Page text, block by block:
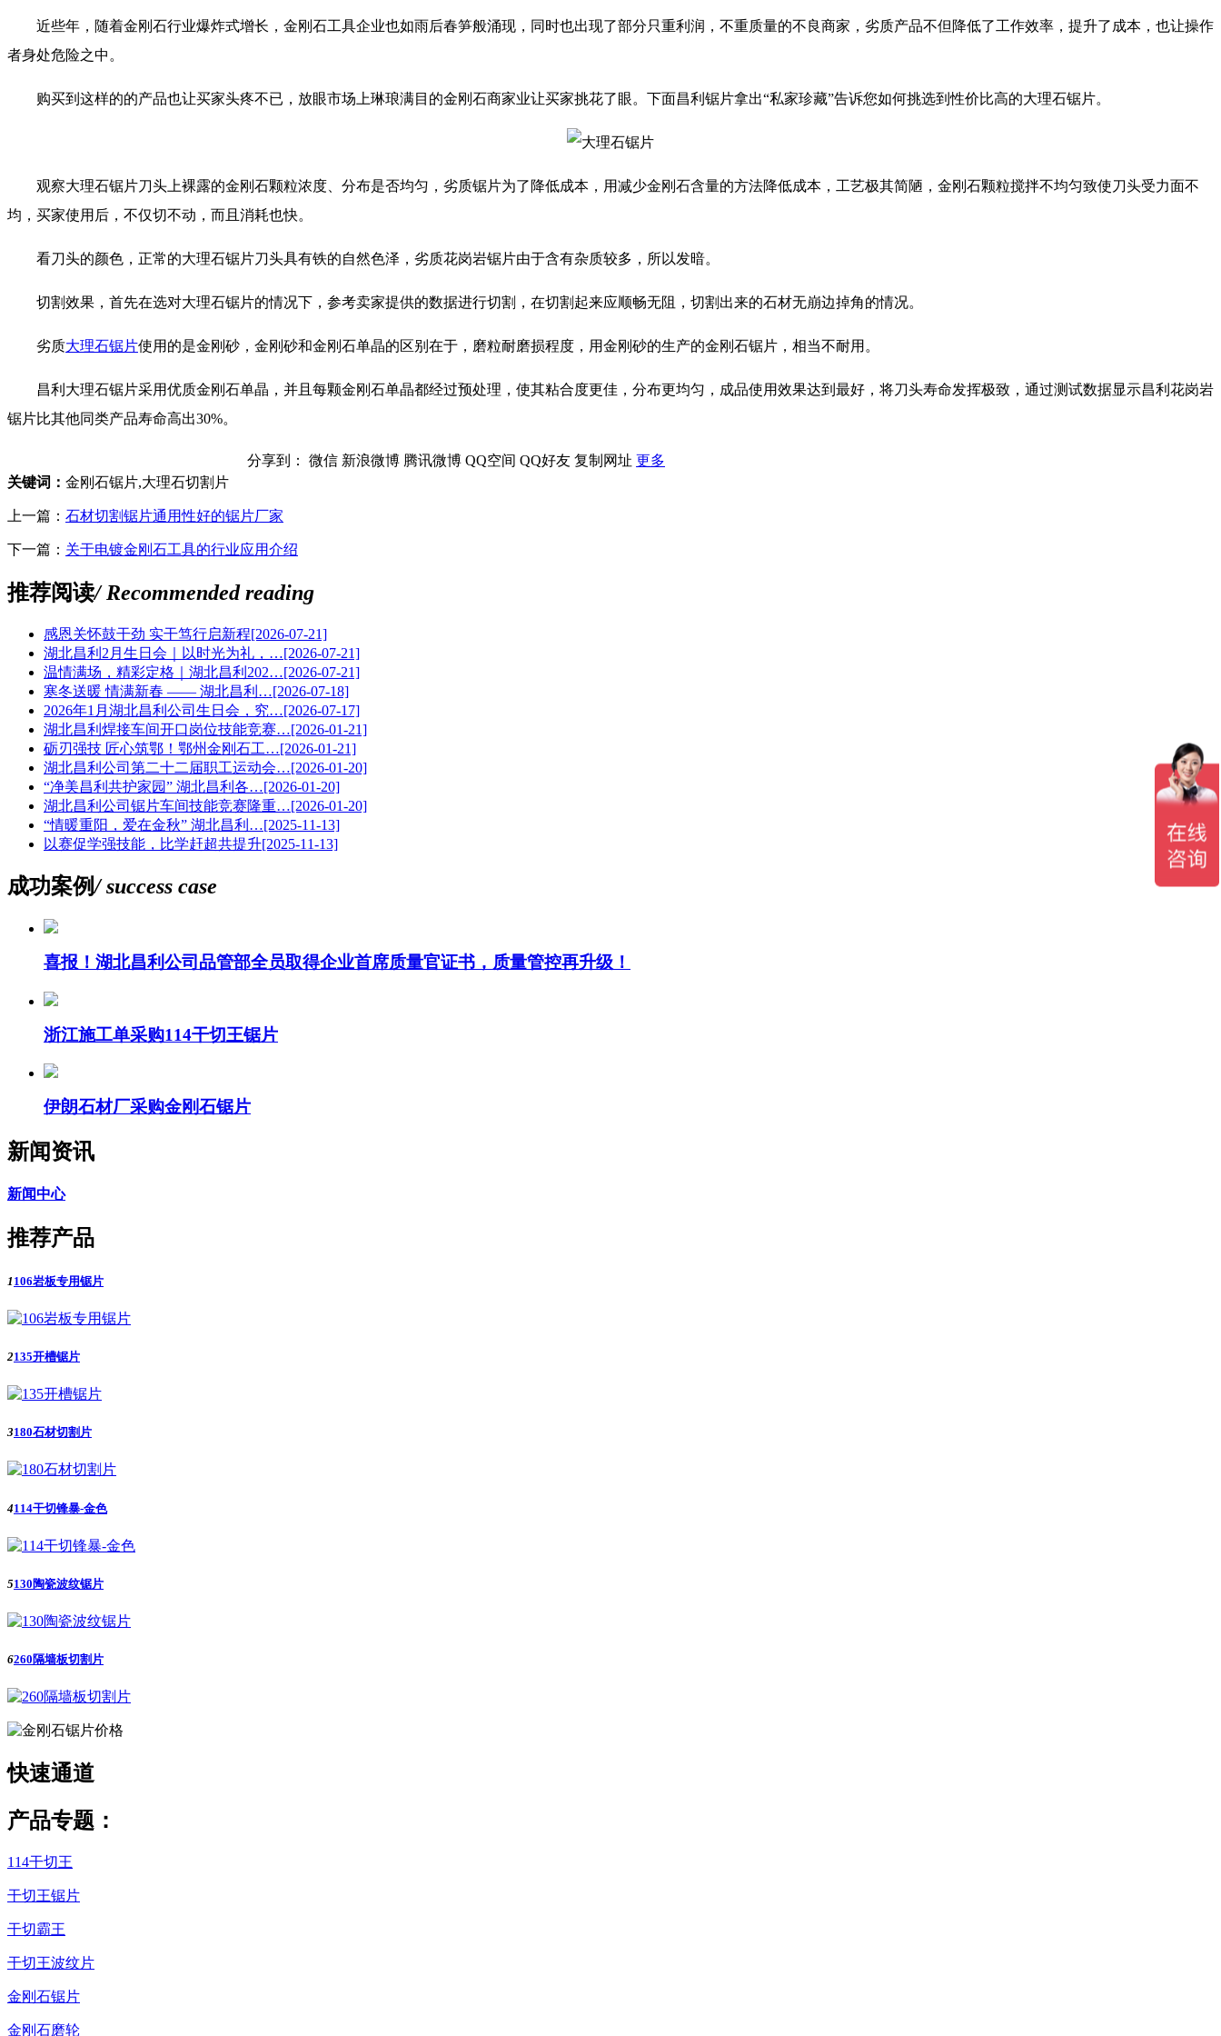
近些年，随着金刚石行业爆炸式增长，金刚石工具企业也如雨后春笋般涌现，同时也出现了部分只重利润，不重质量的不良商家，劣质产品不但降低了工作效率，提升了成本，也让操作
者身处危险之中。
购买到这样的的产品也让买家头疼不已，放眼市场上琳琅满目的金刚石商家业让买家挑花了眼。下面昌利锯片拿出“私家珍藏”告诉您如何挑选到性价比高的大理石锯片。
观察大理石锯片刀头上裸露的金刚石颗粒浓度、分布是否均匀，劣质锯片为了降低成本，用减少金刚石含量的方法降低成本，工艺极其简陋，金刚石颗粒搅拌不均匀致使刀头受力面不
均，买家使用后，不仅切不动，而且消耗也快。
看刀头的颜色，正常的大理石锯片刀头具有铁的自然色泽，劣质花岗岩锯片由于含有杂质较多，所以发暗。
切割效果，首先在选对大理石锯片的情况下，参考卖家提供的数据进行切割，在切割起来应顺畅无阻，切割出来的石材无崩边掉角的情况。
劣质大理石锯片使用的是金刚砂，金刚砂和金刚石单晶的区别在于，磨粒耐磨损程度，用金刚砂的生产的金刚石锯片，相当不耐用。
昌利大理石锯片采用优质金刚石单晶，并且每颗金刚石单晶都经过预处理，使其粘合度更佳，分布更均匀，成品使用效果达到最好，将刀头寿命发挥极致，通过测试数据显示昌利花岗岩
锯片比其他同类产品寿命高出30%。
分享到： 微信 新浪微博 腾讯微博 QQ空间 QQ好友 复制网址 更多
关键词： 金刚石锯片,大理石切割片
上一篇： 石材切割锯片通用性好的锯片厂家
下一篇： 关于电镀金刚石工具的行业应用介绍
推荐阅读/ Recommended reading
感恩关怀鼓干劲 实干笃行启新程[2026-07-21]
湖北昌利2月生日会｜以时光为礼，…[2026-07-21]
温情满场，精彩定格｜湖北昌利202…[2026-07-21]
寒冬送暖 情满新春 —— 湖北昌利…[2026-07-18]
2026年1月湖北昌利公司生日会，究…[2026-07-17]
湖北昌利焊接车间开口岗位技能竞赛…[2026-01-21]
砺刃强技 匠心筑鄂！鄂州金刚石工…[2026-01-21]
湖北昌利公司第二十二届职工运动会…[2026-01-20]
“净美昌利共护家园” 湖北昌利各…[2026-01-20]
湖北昌利公司锯片车间技能竞赛隆重…[2026-01-20]
“情暖重阳，爱在金秋” 湖北昌利…[2025-11-13]
以赛促学强技能，比学赶超共提升[2025-11-13]
成功案例/ success case
喜报！湖北昌利公司品管部全员取得企业首席质量官证书，质量管控再升级！
浙江施工单采购114干切王锯片
伊朗石材厂采购金刚石锯片
新闻资讯
新闻中心
推荐产品
1 106岩板专用锯片
2135开槽锯片
3180石材切割片
4114干切锋暴-金色
5130陶瓷波纹锯片
6260隔墙板切割片
快速通道
产品专题：
114干切王
干切王锯片
干切霸王
干切王波纹片
金刚石锯片
金刚石磨轮